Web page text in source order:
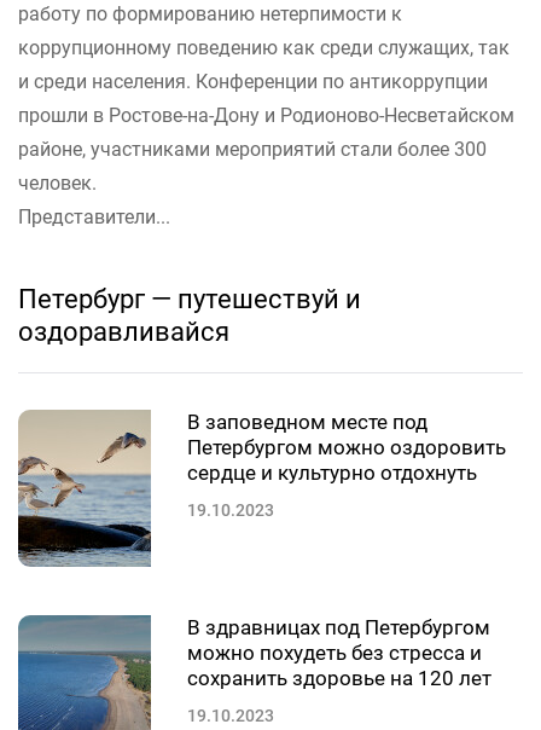
работу по формированию нетерпимости к
коррупционному поведению как среди служащих, так
и среди населения. Конференции по антикоррупции
прошли в Ростове-на-Дону и Родионово-Несветайском
районе, участниками мероприятий стали более 300
человек.
Представители...
Петербург — путешествуй и
оздоравливайся
В заповедном месте под
Петербургом можно оздоровить
сердце и культурно отдохнуть
19.10.2023
В здравницах под Петербургом
можно похудеть без стресса и
сохранить здоровье на 120 лет
19.10.2023